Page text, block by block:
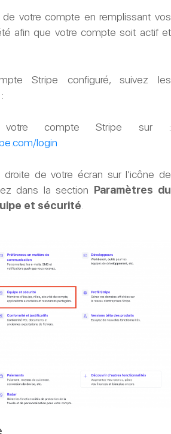
de votre compte en remplissant vos
afin que votre compte soit actif et
Stripe configuré, suivez les
compte Stripe sur :
login
de votre écran sur l’icône de
dans la section Paramètres du
et sécurité.